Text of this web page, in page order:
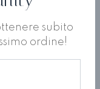
subito
ordine!